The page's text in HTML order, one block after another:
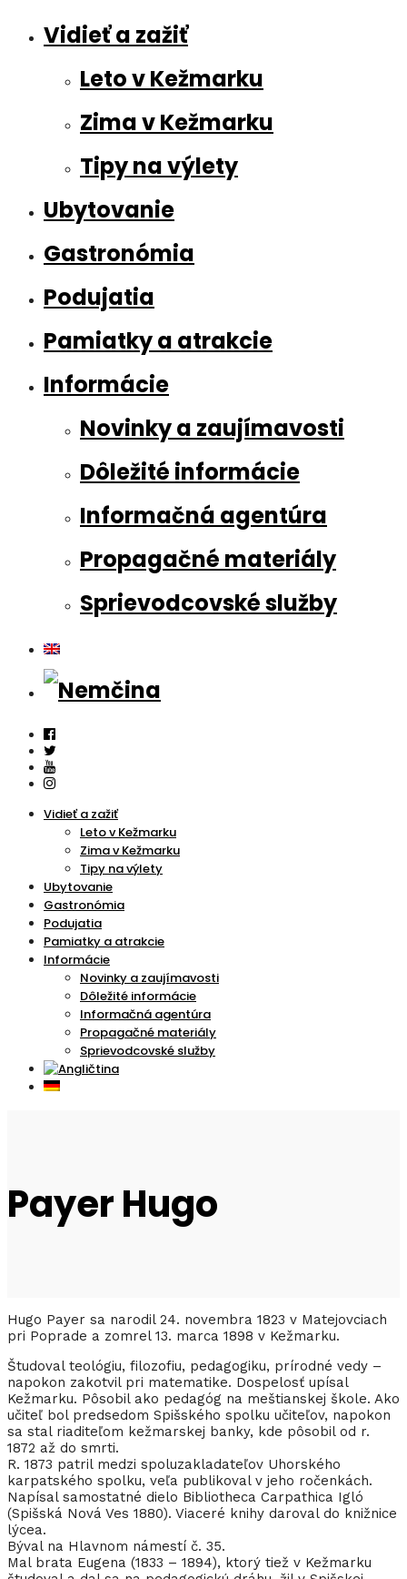
Vidieť a zažiť
Leto v Kežmarku
Zima v Kežmarku
Tipy na výlety
Ubytovanie
Gastronómia
Podujatia
Pamiatky a atrakcie
Informácie
Novinky a zaujímavosti
Dôležité informácie
Informačná agentúra
Propagačné materiály
Sprievodcovské služby
Vidieť a zažiť
Leto v Kežmarku
Zima v Kežmarku
Tipy na výlety
Ubytovanie
Gastronómia
Podujatia
Pamiatky a atrakcie
Informácie
Novinky a zaujímavosti
Dôležité informácie
Informačná agentúra
Propagačné materiály
Sprievodcovské služby
Payer Hugo
Hugo Payer sa narodil 24. novembra 1823 v Matejovciach
pri Poprade a zomrel 13. marca 1898 v Kežmarku.
Študoval teológiu, filozofiu, pedagogiku, prírodné vedy –
napokon zakotvil pri matematike. Dospelosť upísal
Kežmarku. Pôsobil ako pedagóg na meštianskej škole. Ako
učiteľ bol predsedom Spišského spolku učiteľov, napokon
sa stal riaditeľom kežmarskej banky, kde pôsobil od r.
1872 až do smrti.
R. 1873 patril medzi spoluzakladateľov Uhorského
karpatského spolku, veľa publikoval v jeho ročenkách.
Napísal samostatné dielo Bibliotheca Carpathica Igló
(Spišská Nová Ves 1880). Viaceré knihy daroval do knižnice
lýcea.
Býval na Hlavnom námestí č. 35.
Mal brata Eugena (1833 – 1894), ktorý tiež v Kežmarku